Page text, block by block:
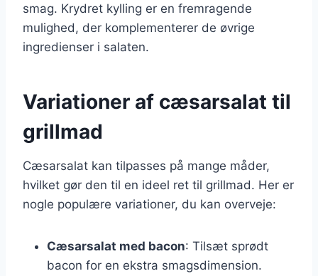
smag. Krydret kylling er en fremragende
mulighed, der komplementerer de øvrige
ingredienser i salaten.
Variationer af cæsarsalat til
grillmad
Cæsarsalat kan tilpasses på mange måder,
hvilket gør den til en ideel ret til grillmad. Her er
nogle populære variationer, du kan overveje:
Cæsarsalat med bacon: Tilsæt sprødt
bacon for en ekstra smagsdimension.